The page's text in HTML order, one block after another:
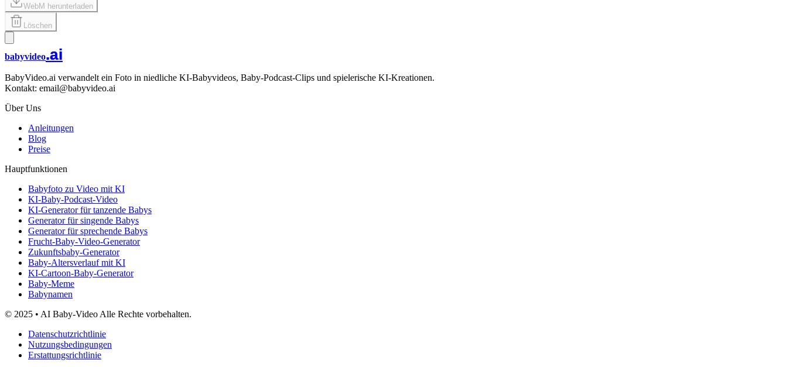
WebM herunterladen
Löschen
babyvideo.ai
BabyVideo.ai verwandelt ein Foto in niedliche KI-Babyvideos, Baby-Podcast-Clips und spielerische KI-Kreationen.
Kontakt: email@babyvideo.ai
Über Uns
Anleitungen
Blog
Preise
Hauptfunktionen
Babyfoto zu Video mit KI
KI-Baby-Podcast-Video
KI-Generator für tanzende Babys
Generator für singende Babys
Generator für sprechende Babys
Frucht-Baby-Video-Generator
Zukunftsbaby-Generator
Baby-Altersverlauf mit KI
KI-Cartoon-Baby-Generator
Baby-Meme
Babynamen
© 2025 • AI Baby-Video Alle Rechte vorbehalten.
Datenschutzrichtlinie
Nutzungsbedingungen
Erstattungsrichtlinie